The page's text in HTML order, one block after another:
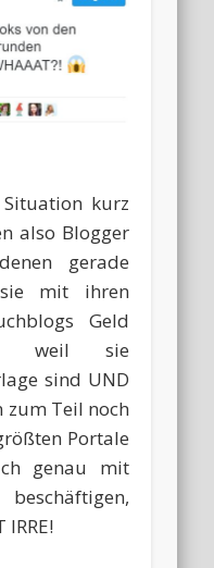
kurz
also Blogger
gerade
mit ihren
Geld
weil sie
sind UND
zum Teil noch
Portale
genau mit